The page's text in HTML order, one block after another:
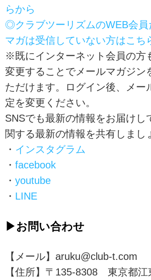
らから
◎クラブツーリズムのWEB会員
マガは受信していない方はこち
※既にインターネット会員の方
変更することでメールマガジン
ただけます。ログイン後、メー
定を変更ください。
SNSでも最新の情報をお届けし
関する最新の情報を共有しまし
・ インスタグラム
・ facebook
・ youtube
・ LINE
▶お問い合わせ
【メール】aruku@club-t.com
【住所】〒135-8308 東京都江